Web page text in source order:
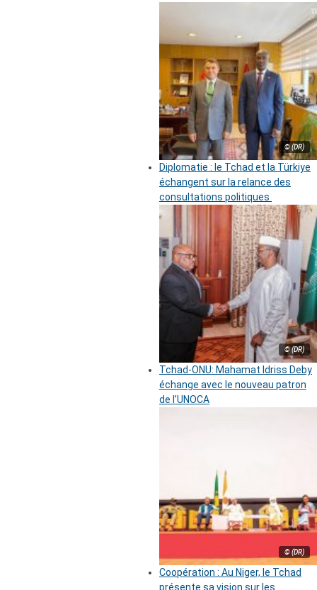
© (DR)
Diplomatie : le Tchad et la Türkiye
échangent sur la relance des
consultations politiques
© (DR)
Tchad-ONU: Mahamat Idriss Deby
échange avec le nouveau patron
de l’UNOCA
© (DR)
Coopération : Au Niger, le Tchad
présente sa vision sur les